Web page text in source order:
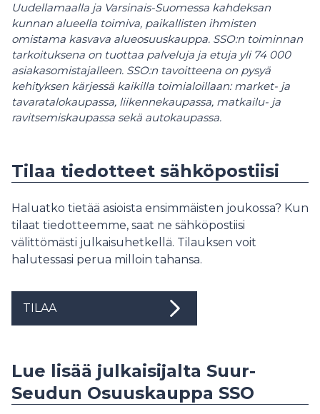
Uudellamaalla ja Varsinais-Suomessa kahdeksan
kunnan alueella toimiva, paikallisten ihmisten
omistama kasvava alueosuuskauppa. SSO:n toiminnan
tarkoituksena on tuottaa palveluja ja etuja yli 74 000
asiakasomistajalleen. SSO:n tavoitteena on pysyä
kehityksen kärjessä kaikilla toimialoillaan: market- ja
tavaratalokaupassa, liikennekaupassa, matkailu- ja
ravitsemiskaupassa sekä autokaupassa.
Tilaa tiedotteet sähköpostiisi
Haluatko tietää asioista ensimmäisten joukossa? Kun
tilaat tiedotteemme, saat ne sähköpostiisi
välittömästi julkaisuhetkellä. Tilauksen voit
halutessasi perua milloin tahansa.
TILAA
Lue lisää julkaisijalta Suur-
Seudun Osuuskauppa SSO